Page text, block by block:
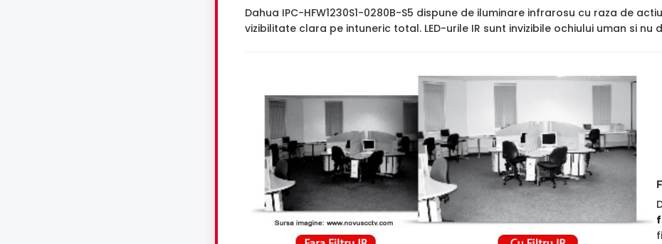
Dahua IPC-HFW1230S1-0280B-S5 dispune de iluminare infrarosu cu raza de
vizibilitate clara pe intuneric total. LED-urile IR sunt invizibile ochiului uman si nu